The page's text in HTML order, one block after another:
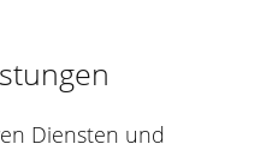
Diensten und